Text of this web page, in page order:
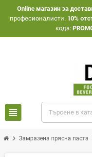
Оnline магазин за
професионалисти. 10%
кода:
view_headline
chevron_right Замразена прясна паста